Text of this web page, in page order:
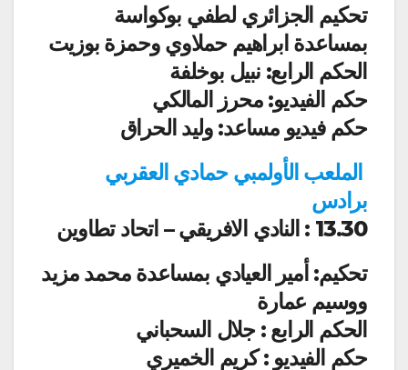
تحكيم الجزائري لطفي بوكواسة
بمساعدة ابراهيم حملاوي وحمزة بوزيت
الحكم الرابع: نبيل بوخلفة
حكم الفيديو: محرز المالكي
حكم فيديو مساعد: وليد الحراق
الملعب الأولمبي حمادي العقربي
برادس
13.30 : النادي الافريقي – اتحاد تطاوين
تحكيم: أمير العيادي بمساعدة محمد مزيد
ووسيم عمارة
الحكم الرابع : جلال السحباني
حكم الفيديو : كريم الخميري